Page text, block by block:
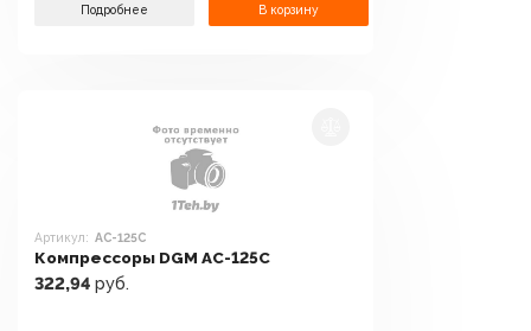
Подробнее В корзину
Артикул: AC-125C
Компрессоры DGM AC-125C
322,94 руб.